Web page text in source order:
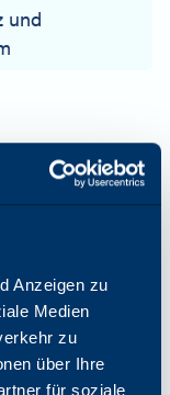
Anzeigen zu
Medien
zu
über Ihre
für soziale
und
der Anlagen
in
Mexiko. Als
Kunden